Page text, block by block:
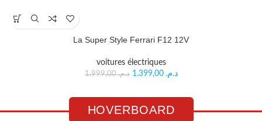
La Super Style Ferrari F12 12V
voitures électriques
د.م.1.999,00 د.م. 1.399,00
HOVERBOARD